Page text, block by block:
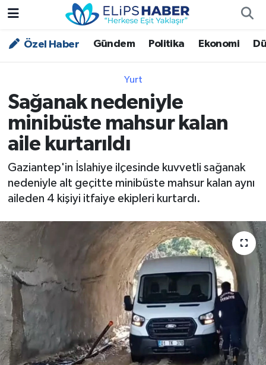
Özel Haber Gündem Politika Ekonomi
Yurt
Sağanak nedeniyle
minibüste mahsur kalan
aile kurtarıldı
Gaziantep'in İslahiye ilçesinde kuvvetli sağanak
nedeniyle alt geçitte minibüste mahsur kalan aynı
aileden 4 kişiyi itfaiye ekipleri kurtardı.
Özel Haber
Asayiş
Bilim - Teknoloji
Çevre - İklim
Dünya
Kültür - Sanat
Magazin
Politika
Sağlık
Spor
Nöbetçi Eczaneler
Trafik Durumu
Süper Lig Puan Durumu ve Fikstür
Tüm Manşetler
Son Dakika Haberleri